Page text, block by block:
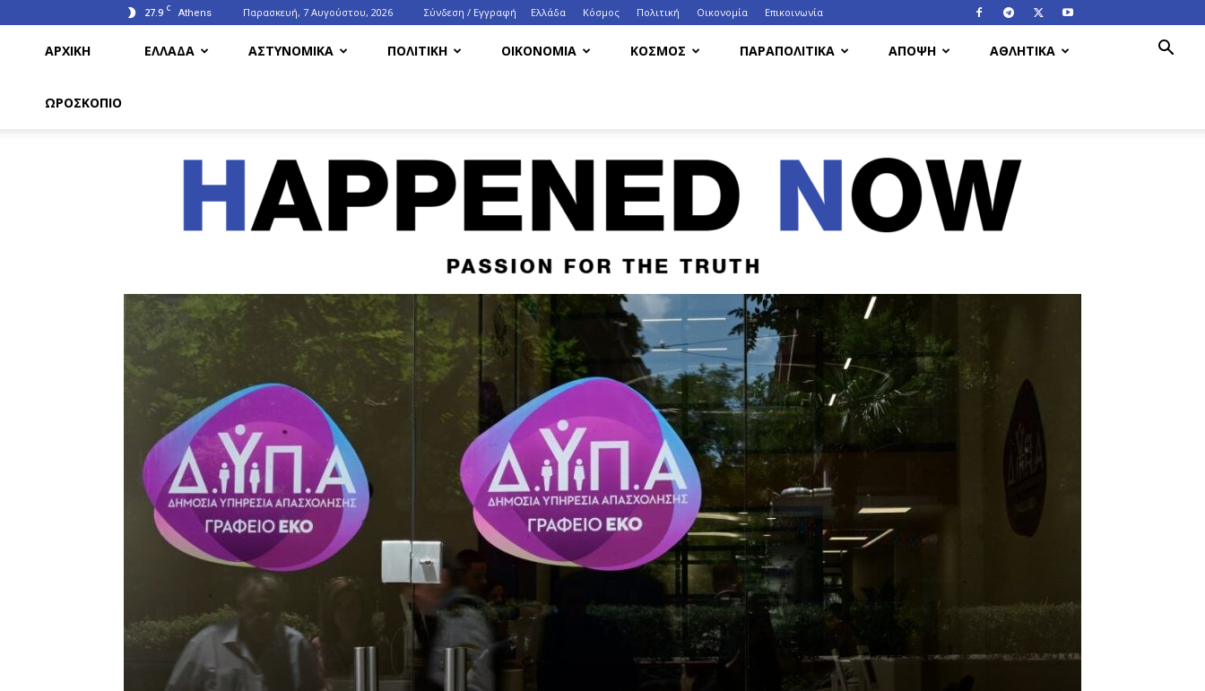
27.9 C Athens Παρασκευή, 7 Αυγούστου, 2026 Σύνδεση / Εγγραφή Ελλάδα Κόσμος Πολιτική Οικονομία Eπικοινωνία
ΑΡΧΙΚΗ ΕΛΛΑΔΑ ΑΣΤΥΝΟΜΙΚΑ ΠΟΛΙΤΙΚΗ ΟΙΚΟΝΟΜΙΑ ΚΟΣΜΟΣ ΠΑΡΑΠΟΛΙΤΙΚΑ ΑΠΟΨΗ ΑΘΛΗΤΙΚΑ
ΩΡΟΣΚΟΠΙΟ
HappenedNow.gr